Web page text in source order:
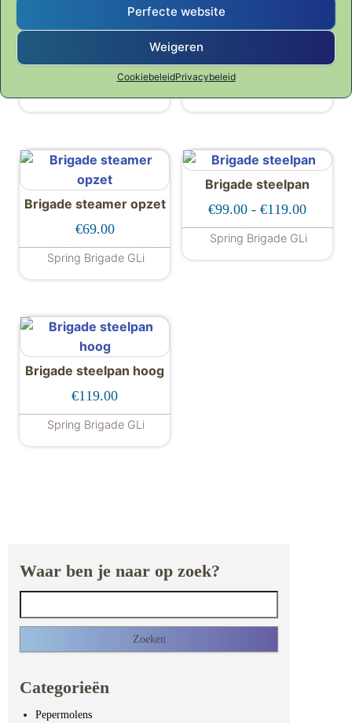
Perfecte website
Weigeren
CookiebeleidPrivacybeleid
Brigade sauteuse
€89.00 - €119.00
Dit product heeft meerdere variaties.
Brigade soeppan
€179.00 - €199.00
Dit product
Brigade steamer opzet
€69.00
Spring Brigade GLi
Brigade steelpan
€99.00 - €119.00
Spring Brigade GLi
Dit product
Brigade steelpan hoog
€119.00
Spring Brigade GLi
Waar ben je naar op zoek?
Categorieën
Pepermolens